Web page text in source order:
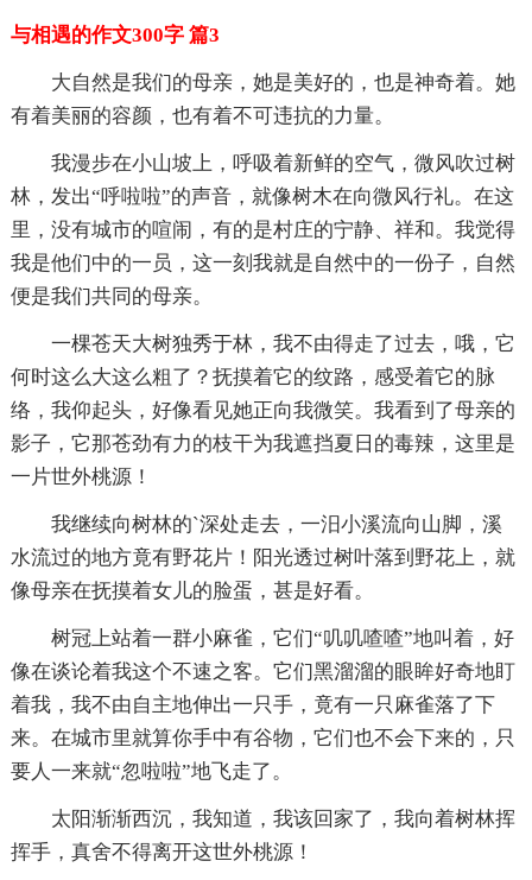
与相遇的作文300字 篇3
大自然是我们的母亲，她是美好的，也是神奇着。她
有着美丽的容颜，也有着不可违抗的力量。
我漫步在小山坡上，呼吸着新鲜的空气，微风吹过树
林，发出“呼啦啦”的声音，就像树木在向微风行礼。在这
里，没有城市的喧闹，有的是村庄的宁静、祥和。我觉得
我是他们中的一员，这一刻我就是自然中的一份子，自然
便是我们共同的母亲。
一棵苍天大树独秀于林，我不由得走了过去，哦，它
何时这么大这么粗了？抚摸着它的纹路，感受着它的脉
络，我仰起头，好像看见她正向我微笑。我看到了母亲的
影子，它那苍劲有力的枝干为我遮挡夏日的毒辣，这里是
一片世外桃源！
我继续向树林的`深处走去，一汨小溪流向山脚，溪
水流过的地方竟有野花片！阳光透过树叶落到野花上，就
像母亲在抚摸着女儿的脸蛋，甚是好看。
树冠上站着一群小麻雀，它们“叽叽喳喳”地叫着，好
像在谈论着我这个不速之客。它们黑溜溜的眼眸好奇地盯
着我，我不由自主地伸出一只手，竟有一只麻雀落了下
来。在城市里就算你手中有谷物，它们也不会下来的，只
要人一来就“忽啦啦”地飞走了。
太阳渐渐西沉，我知道，我该回家了，我向着树林挥
挥手，真舍不得离开这世外桃源！